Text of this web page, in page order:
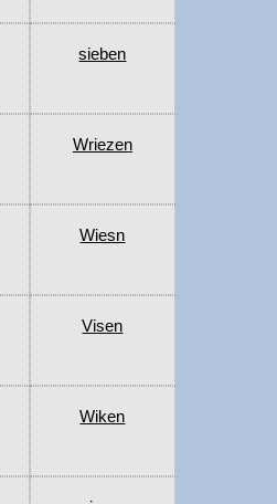
sieben
Wriezen
Wiesn
Visen
Wiken